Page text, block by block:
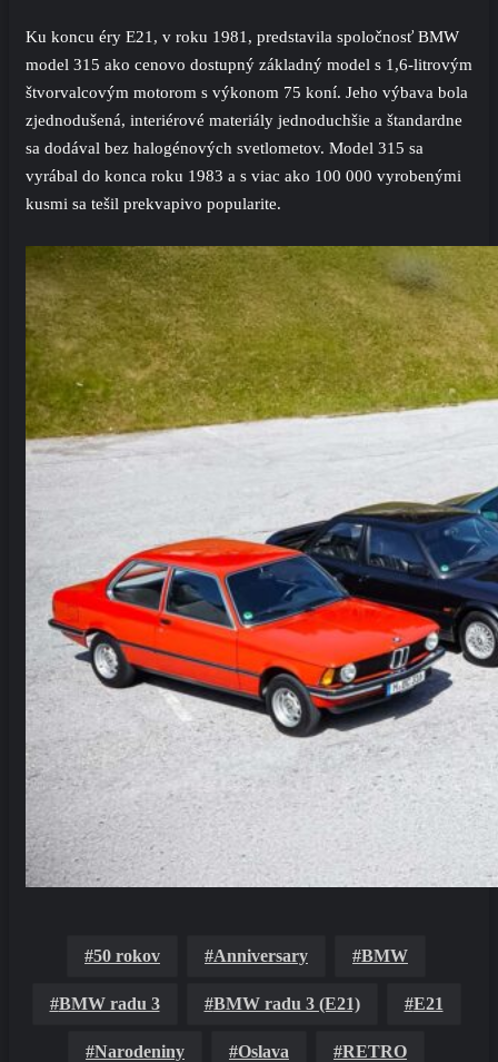
Ku koncu éry E21, v roku 1981, predstavila spoločnosť BMW
model 315 ako cenovo dostupný základný model s 1,6-litrovým
štvorvalcovým motorom s výkonom 75 koní. Jeho výbava bola
zjednodušená, interiérové ​​materiály jednoduchšie a štandardne
sa dodával bez halogénových svetlometov. Model 315 sa
vyrábal do konca roku 1983 a s viac ako 100 000 vyrobenými
kusmi sa tešil prekvapivo popularite.
50 rokov Anniversary BMW
BMW radu 3 BMW radu 3 (E21) E21
Narodeniny Oslava RETRO